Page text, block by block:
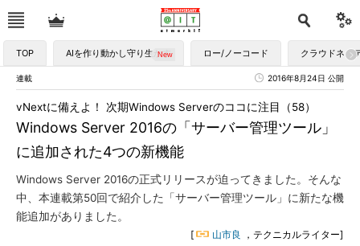
TOP AIを作り動かし守り生かす ロー/ノーコード クラウドネイ
連載 2016年8月24日 公開
Windows Server 2016の「サーバー管理ツール」
に追加された4つの新機能
vNextに備えよ！ 次期Windows Serverのココに注目（58）
Windows Server 2016の正式リリースが迫ってきました。そんな
中、本連載第50回で紹介した「サーバー管理ツール」に新たな機
能追加がありました。
[ 山市良
，テクニカルライター]